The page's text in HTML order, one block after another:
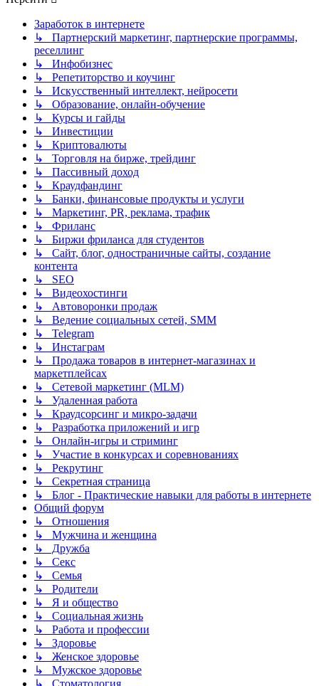
Заработок в интернете
↳ Партнерский маркетинг, партнерские программы,
реселлинг
↳ Инфобизнес
↳ Репетиторство и коучинг
↳ Искусственный интеллект, нейросети
↳ Образование, онлайн-обучение
↳ Курсы и гайды
↳ Инвестиции
↳ Криптовалюты
↳ Торговля на бирже, трейдинг
↳ Пассивный доход
↳ Краудфандинг
↳ Банки, финансовые продукты и услуги
↳ Маркетинг, PR, реклама, трафик
↳ Фриланс
↳ Биржи фриланса для студентов
↳ Сайт, блог, одностраничные сайты, создание
контента
↳ SEO
↳ Видеохостинги
↳ Автоворонки продаж
↳ Ведение социальных сетей, SMM
↳ Telegram
↳ Инстаграм
↳ Продажа товаров в интернет-магазинах и
маркетплейсах
↳ Сетевой маркетинг (MLM)
↳ Удаленная работа
↳ Краудсорсинг и микро-задачи
↳ Разработка приложений и игр
↳ Онлайн-игры и стриминг
↳ Участие в конкурсах и соревнованиях
↳ Рекрутинг
↳ Секретная страница
↳ Блог - Практические навыки для работы в интернете
Общий форум
↳ Отношения
↳ Мужчина и женщина
↳ Дружба
↳ Секс
↳ Семья
↳ Родители
↳ Я и общество
↳ Социальная жизнь
↳ Работа и профессии
↳ Здоровье
↳ Женское здоровье
↳ Мужское здоровье
↳ Стоматология